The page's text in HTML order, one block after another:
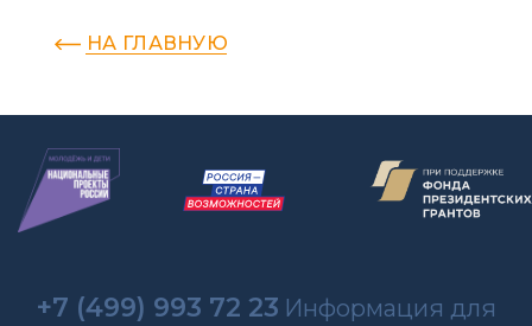
НА ГЛАВНУЮ
+7 (499) 993 72 23 Информация для